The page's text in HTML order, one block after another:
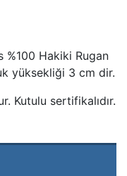
%100 Hakiki Rugan
yüksekliği 3 cm dir.
Kutulu sertifikalıdır.